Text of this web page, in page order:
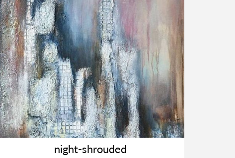
night-shrou­­ded